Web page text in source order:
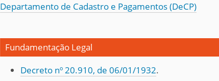
Departamento de Cadastro e Pagamentos (DeCP)
Fundamentação Legal
Decreto nº 20.910, de 06/01/1932.